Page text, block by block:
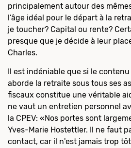
principalement autour des
l’âge idéal pour le départ à la
je toucher? Capital ou rente?
presque que je décide à leur
Charles.
Il est indéniable que si le
aborde la retraite sous tous ses
fiscaux constitue une véritable
ne vaut un entretien personnel
la CPEV: «Nos portes sont
Yves-Marie Hostettler. Il ne faut
contact, car il n'est jamais trop